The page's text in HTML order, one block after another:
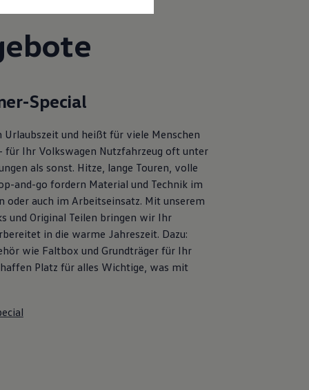
Special
Urlaubszeit und heißt für viele Menschen
für Ihr Volkswagen Nutzfahrzeug oft unter
als sonst. Hitze, lange Touren, volle
and-go fordern Material und Technik im
oder auch im Arbeitseinsatz. Mit unserem
und Original Teilen bringen wir Ihr
in die warme Jahreszeit. Dazu:
wie Faltbox und Grundträger für Ihr
Platz für alles Wichtige, was mit